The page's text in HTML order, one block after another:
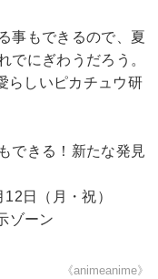
事もできるので、夏
でにぎわうだろう。
らしいピカチュウ研
できる！新たな発見
日（月・祝）
ゾーン
《animeanime》